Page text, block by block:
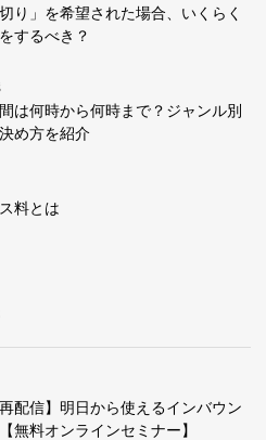
り」を希望された場合、いくらく
するべき？
は何時から何時まで？ジャンル別
め方を紹介
料とは
配信】明日から使えるインバウン
無料オンラインセミナー】